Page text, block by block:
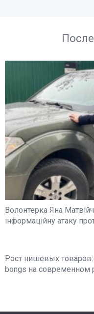
Волонтерка Яна
інформаційну атаку
Рост нишевых
bongs на современном